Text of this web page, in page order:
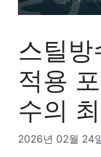
스틸
적용
수의
2026년 02월 24